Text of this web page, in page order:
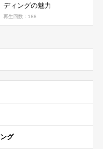
ディングの魅力
再生回数：188
グ